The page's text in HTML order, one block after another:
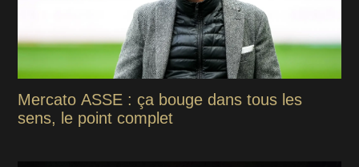
Mercato ASSE : ça bouge dans tous les
sens, le point complet